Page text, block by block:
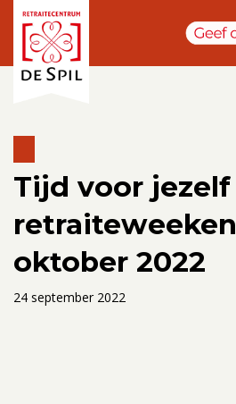
Tijd voor jezelf
oktober 2022
24 september 2022